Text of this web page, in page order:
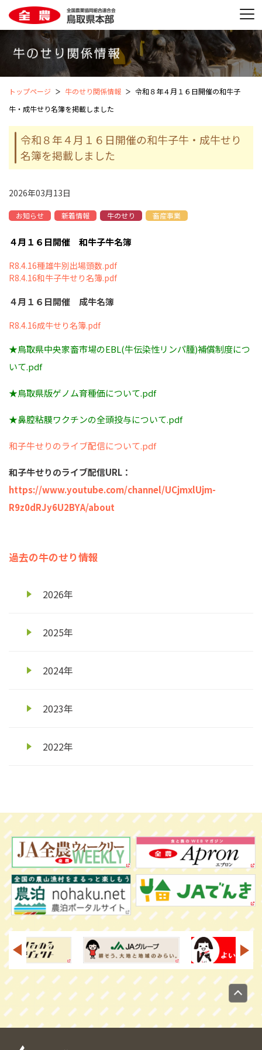
トップページ 牛のせり関係情報
令和８年４月１６日開催の和牛子
牛・成牛せり名簿を掲載しました
令和８年４月１６日開催の和牛子牛・成牛せり
名簿を掲載しました
2026年03月13日
お知らせ 新着情報 牛のせり 畜産事業
４月１６日開催 和牛子牛名簿
R8.4.16種雄牛別出場頭数.pdf
R8.4.16和牛子牛せり名簿.pdf
４月１６日開催 成牛名簿
R8.4.16成牛せり名簿.pdf
★鳥取県中央家畜市場のEBL(牛伝染性リンパ腫)補償制度につ
いて.pdf
★鳥取県版ゲノム育種価について.pdf
★鼻腔粘膜ワクチンの全頭投与について.pdf
和子牛せりのライブ配信について.pdf
和子牛せりのライブ配信URL：
https://www.youtube.com/channel/UCjmxlUjm-
R9z0dRJy6U2BYA/about
過去の牛のせり情報
2026年
2025年
2024年
2023年
2022年